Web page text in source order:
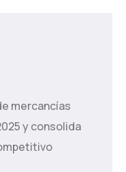
mercancías
y consolida